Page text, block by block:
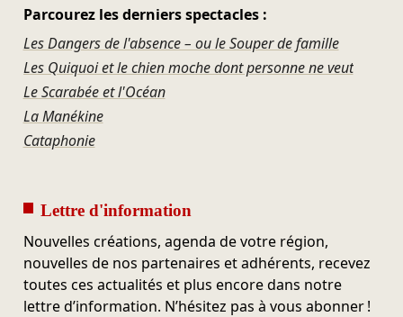
Parcourez les derniers spectacles :
Les Dangers de l'absence – ou le Souper de famille
Les Quiquoi et le chien moche dont personne ne veut
Le Scarabée et l'Océan
La Manékine
Cataphonie
Lettre d'information
Nouvelles créations, agenda de votre région,
nouvelles de nos partenaires et adhérents, recevez
toutes ces actualités et plus encore dans notre
lettre d’information. N’hésitez pas à vous abonner !